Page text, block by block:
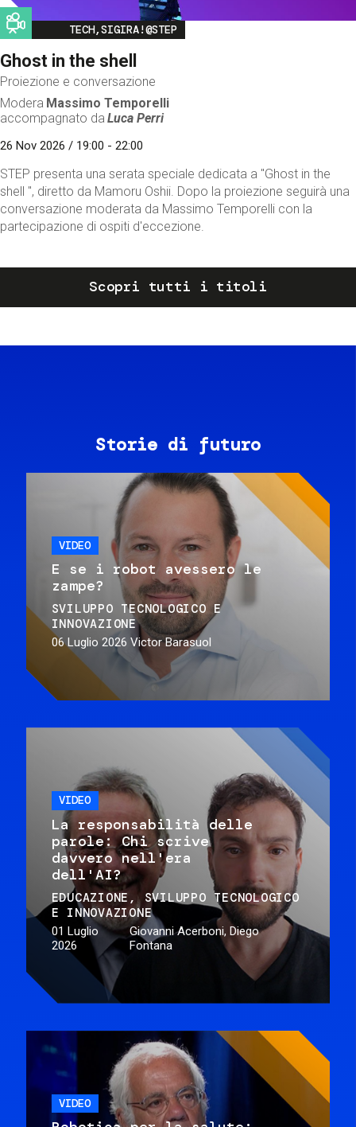
Image
TECH,SIGIRA!@STEP
Ghost in the shell
Proiezione e conversazione
Modera Massimo Temporelli
accompagnato da Luca Perri
26 Nov 2026 / 19:00 - 22:00
STEP presenta una serata speciale dedicata a "Ghost in the
shell ", diretto da Mamoru Oshii. Dopo la proiezione seguirà una
conversazione moderata da Massimo Temporelli con la
partecipazione di ospiti d'eccezione.
Scopri tutti i titoli
Storie di futuro
VIDEO
E se i robot avessero le
zampe?
SVILUPPO TECNOLOGICO E
INNOVAZIONE
06 Luglio 2026 Victor Barasuol
VIDEO
La responsabilità delle
parole: Chi scrive
davvero nell'era
dell'AI?
EDUCAZIONE
SVILUPPO TECNOLOGICO
E INNOVAZIONE
01 Luglio
2026
Giovanni Acerboni, Diego
Fontana
VIDEO